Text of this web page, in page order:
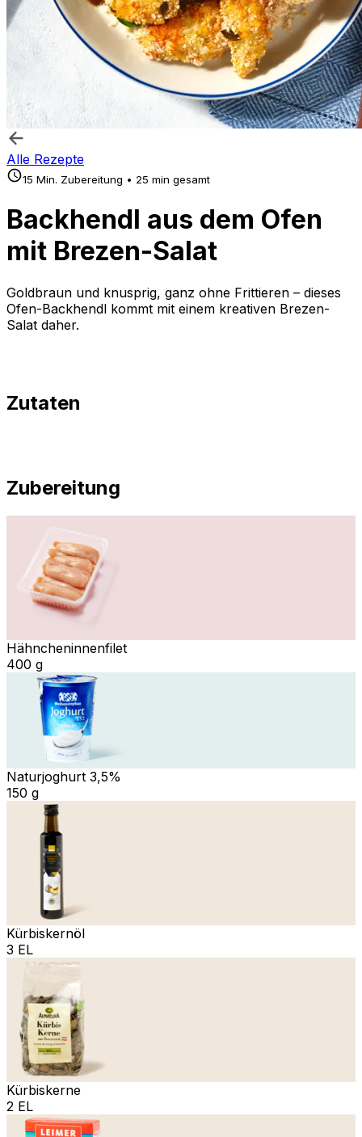
Alle Rezepte
15 Min. Zubereitung • 25 min gesamt
Backhendl aus dem Ofen
mit Brezen-Salat
Goldbraun und knusprig, ganz ohne Frittieren – dieses
Ofen-Backhendl kommt mit einem kreativen Brezen-
Salat daher.
Zutaten
Zubereitung
Hähncheninnenfilet
400 g
Naturjoghurt 3,5%
150 g
Kürbiskernöl
3 EL
Kürbiskerne
2 EL